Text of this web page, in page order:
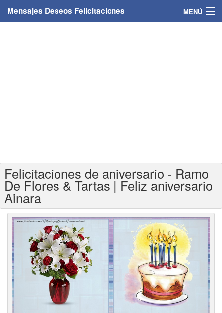
Mensajes Deseos Felicitaciones MENÚ
Felicitaciones para años
Felicitaciones días de la semana
Felicitaciones días del año
Felicitaciones musicales
Entrar
Felicitaciones de aniversario - Ramo
De Flores & Tartas | Feliz aniversario
Ainara